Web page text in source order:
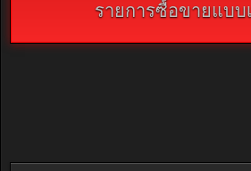
รายการซื้อขายแบ